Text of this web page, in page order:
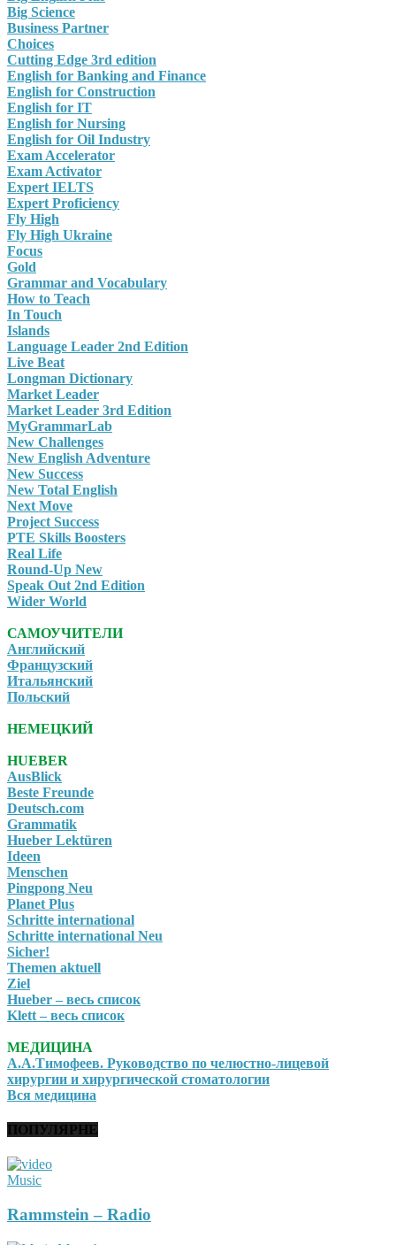
Big Science
Business Partner
Choices
Cutting Edge 3rd edition
English for Banking and Finance
English for Construction
English for IT
English for Nursing
English for Oil Industry
Exam Accelerator
Exam Activator
Expert IELTS
Expert Proficiency
Fly High
Fly High Ukraine
Focus
Gold
Grammar and Vocabulary
How to Teach
In Touch
Islands
Language Leader 2nd Edition
Live Beat
Longman Dictionary
Market Leader
Market Leader 3rd Edition
MyGrammarLab
New Challenges
New English Adventure
New Success
New Total English
Next Move
Project Success
PTE Skills Boosters
Real Life
Round-Up New
Speak Out 2nd Edition
Wider World
САМОУЧИТЕЛИ
Английский
Французский
Итальянский
Польский
НЕМЕЦКИЙ
HUEBER
AusBlick
Beste Freunde
Deutsch.com
Grammatik
Hueber Lektüren
Ideen
Menschen
Pingpong Neu
Planet Plus
Schritte international
Schritte international Neu
Sicher!
Themen aktuell
Ziel
Hueber – весь список
Klett – весь список
МЕДИЦИНА
А.А.Тимофеев. Руководство по челюстно-лицевой
хирургии и хирургической стоматологии
Вся медицина
ПОПУЛЯРНЕ
Music
Rammstein – Radio